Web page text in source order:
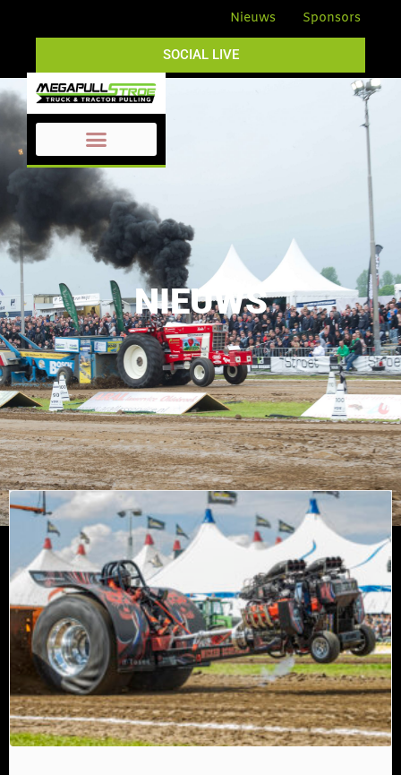
Nieuws Sponsors
SOCIAL LIVE
NIEUWS